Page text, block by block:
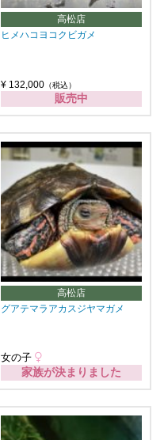
高松店
ヒメハコヨコクビガメ
¥ 132,000 （税込）
販売中
高松店
グアテマラアカスジヤマガメ
女の子
家族が決まりました